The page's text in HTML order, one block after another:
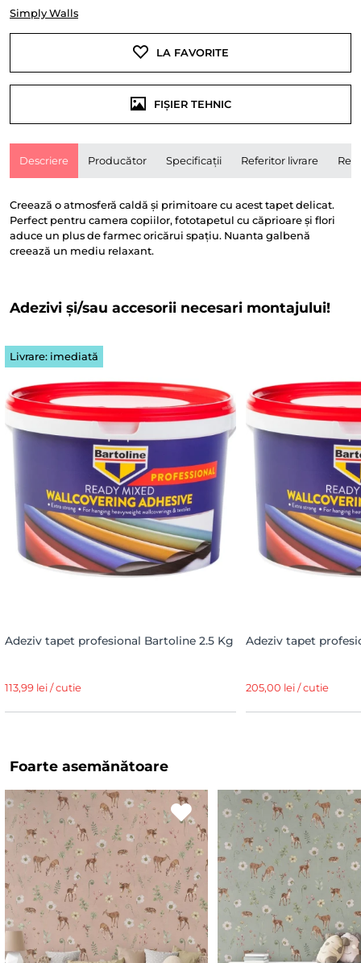
Simply Walls
LA FAVORITE
FIȘIER TEHNIC
Descriere Producător Specificații Referitor livrare
Creează o atmosferă caldă și primitoare cu acest tapet delicat.
Perfect pentru camera copiilor, fototapetul cu căprioare și flori
aduce un plus de farmec oricărui spațiu. Nuanta galbenă
creează un mediu relaxant.
Adezivi și/sau accesorii necesari montajului!
Livrare: imediată
Adeziv tapet profesional Bartoline 2.5 Kg
113,99 lei / cutie
Adeziv tapet
205,00 lei / cutie
Foarte asemănătoare